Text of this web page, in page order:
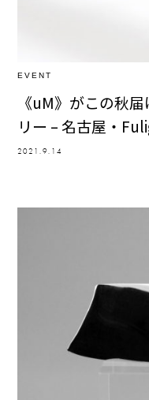
EVENT
《uM》がこの秋
リー – 名古屋・
2021.9.14